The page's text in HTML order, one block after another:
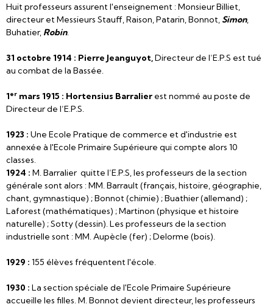
Huit professeurs assurent l'enseignement : Monsieur Billiet,
directeur et Messieurs Stauff, Raison, Patarin, Bonnot,Simon,
Buhatier, Robin.
31 octobre 1914 : Pierre Jeanguyot,Directeur de l’E.P.S est tué
au combat de la Bassée.
1er mars 1915 : Hortensius Barralier est nommé au poste de
Directeur de l’E.P.S.
1923 : Une Ecole Pratique de commerce et d'industrie est
annexée à l'Ecole Primaire Supérieure qui compte alors 10
classes.
1924 : M. Barralier quitte l’E.P.S, les professeurs de la section
générale sont alors : MM. Barrault (français, histoire, géographie,
chant, gymnastique) ; Bonnot (chimie) ; Buathier (allemand) ;
Laforest (mathématiques) ; Martinon (physique et histoire
naturelle) ; Sotty (dessin). Les professeurs de la section
industrielle sont : MM. Aupècle (fer) ; Delorme (bois).
1929 : 155 élèves fréquentent l'école.
1930 : La section spéciale de l'Ecole Primaire Supérieure
accueille les filles. M. Bonnot devient directeur, les professeurs